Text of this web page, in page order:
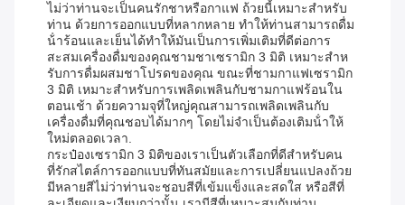
ไม่ว่าท่านจะเป็นคนรักชาหรือกาแฟ ถ้วยนี้เหมาะสําหรับ
ท่าน ด้วยการออกแบบที่หลากหลาย ทําให้ท่านสามารถดื่ม
น้ําร้อนและเย็นได้ทําให้มันเป็นการเพิ่มเติมที่ดีต่อการ
สะสมเครื่องดื่มของคุณชามชาเซรามิก 3 มิติ เหมาะสําห
รับการดื่มผสมชาโปรดของคุณ ขณะที่ชามกาแฟเซรามิก
3 มิติ เหมาะสําหรับการเพลิดเพลินกับชามกาแฟร้อนใน
ตอนเช้า ด้วยความจุที่ใหญ่คุณสามารถเพลิดเพลินกับ
เครื่องดื่มที่คุณชอบได้มากๆ โดยไม่จําเป็นต้องเติมน้ําให้
ใหม่ตลอดเวลา.
กระป๋องเซรามิก 3 มิติของเราเป็นตัวเลือกที่ดีสําหรับคน
ที่รักสไตล์การออกแบบที่ทันสมัยและการเปลี่ยนแปลงถ้วย
มีหลายสีไม่ว่าท่านจะชอบสีที่เข้มแข็งและสดใส หรือสีที่